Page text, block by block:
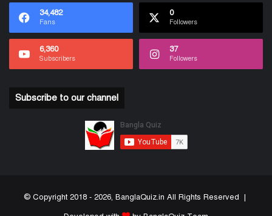
34,482
Fans
0
Followers
6,360
Subscribers
37
Followers
Subscribe to our channel
© Copyright 2018 - 2026, BanglaQuiz.in All Rights Reserved |